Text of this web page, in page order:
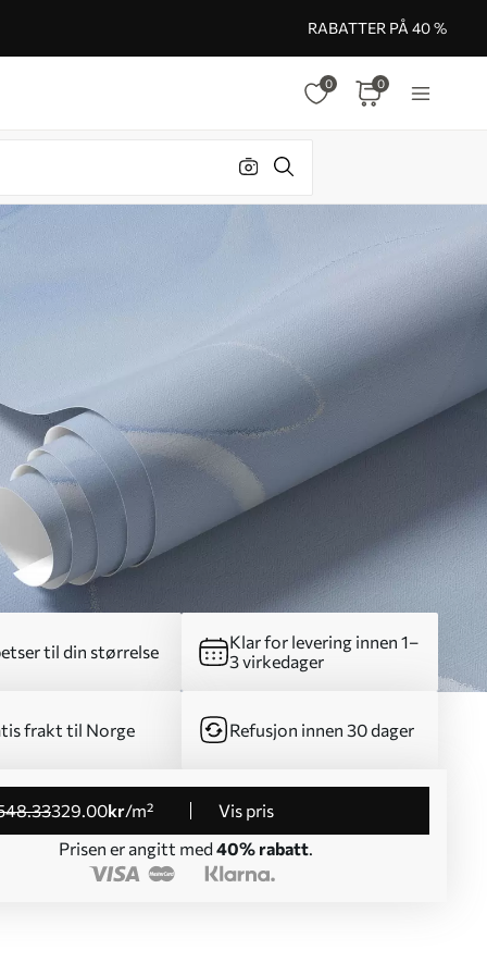
RABATTER PÅ 40 %
0 0
til din størrelse
Klar for levering innen 1–
3 virkedager
frakt til Norge Refusjon innen 30 dager
.33329.00kr/m²
Vis pris
Prisen er angitt med 40% rabatt.